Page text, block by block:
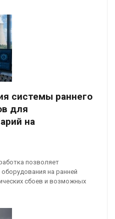
системы раннего
для
на
позволяет
на ранней
сбоев и возможных